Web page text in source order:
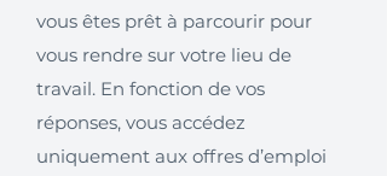
vous êtes prêt à parcourir pour
vous rendre sur votre lieu de
travail. En fonction de vos
réponses, vous accédez
uniquement aux offres d’emploi